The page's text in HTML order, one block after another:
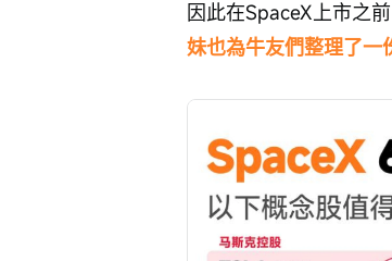
因此在SpaceX上市之
妹也為牛友們整理了一